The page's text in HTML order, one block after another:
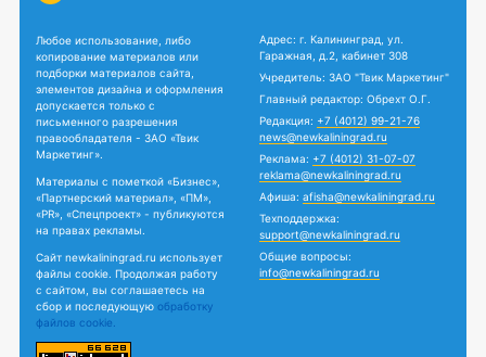
Любое использование, либо
копирование материалов или
подборки материалов сайта,
элементов дизайна и оформления
допускается только с
письменного разрешения
правообладателя - ЗАО «Твик
Маркетинг».
Материалы с пометкой «Бизнес»,
«Партнерский материал», «ПМ»,
«PR», «Спецпроект» - публикуются
на правах рекламы.
Сайт newkaliningrad.ru использует
файлы cookie. Продолжая работу
с сайтом, вы соглашаетесь на
сбор и последующую обработку
файлов cookie.
Адрес: г. Калининград, ул.
Гаражная, д.2, кабинет 308
Учредитель: ЗАО "Твик Маркетинг"
Главный редактор: Обрехт О.Г.
Редакция: +7 (4012) 99-21-76
news@newkaliningrad.ru
Реклама: +7 (4012) 31-07-07
reklama@newkaliningrad.ru
Афиша: afisha@newkaliningrad.ru
Техподдержка:
support@newkaliningrad.ru
Общие вопросы:
info@newkaliningrad.ru